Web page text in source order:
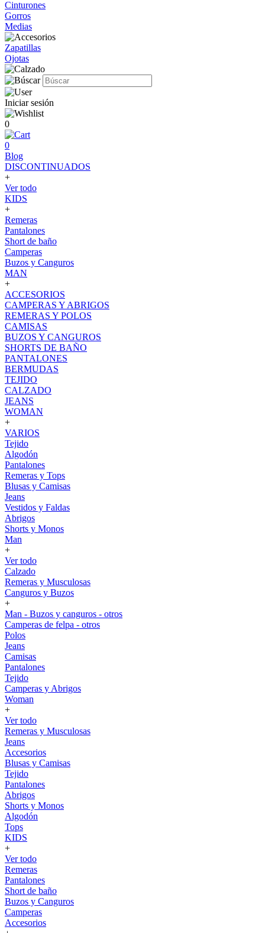
Cinturones
Gorros
Medias
Zapatillas
Ojotas
Iniciar sesión
0
0
Blog
DISCONTINUADOS
+
Ver todo
KIDS
+
Remeras
Pantalones
Short de baño
Camperas
Buzos y Canguros
MAN
+
ACCESORIOS
CAMPERAS Y ABRIGOS
REMERAS Y POLOS
CAMISAS
BUZOS Y CANGUROS
SHORTS DE BAÑO
PANTALONES
BERMUDAS
TEJIDO
CALZADO
JEANS
WOMAN
+
VARIOS
Tejido
Algodón
Pantalones
Remeras y Tops
Blusas y Camisas
Jeans
Vestidos y Faldas
Abrigos
Shorts y Monos
Man
+
Ver todo
Calzado
Remeras y Musculosas
Canguros y Buzos
+
Man - Buzos y canguros - otros
Camperas de felpa - otros
Polos
Jeans
Camisas
Pantalones
Tejido
Camperas y Abrigos
Woman
+
Ver todo
Remeras y Musculosas
Jeans
Accesorios
Blusas y Camisas
Tejido
Pantalones
Abrigos
Shorts y Monos
Algodón
Tops
KIDS
+
Ver todo
Remeras
Pantalones
Short de baño
Buzos y Canguros
Camperas
Accesorios